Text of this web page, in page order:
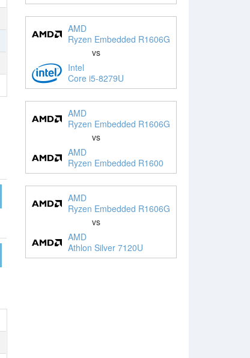
AMD
Ryzen Embedded R1606G
vs
Intel
Core i5-8279U
AMD
Ryzen Embedded R1606G
vs
AMD
Ryzen Embedded R1600
AMD
Ryzen Embedded R1606G
vs
AMD
Athlon Silver 7120U